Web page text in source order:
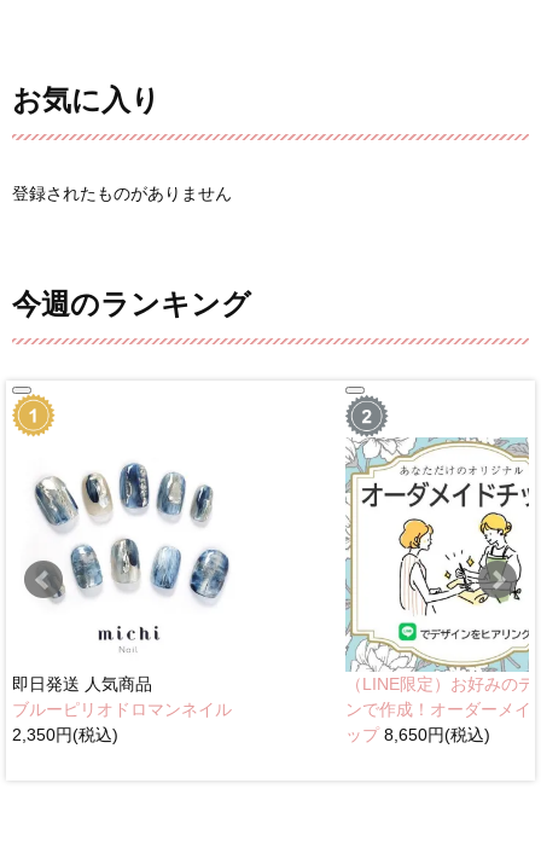
お気に入り
登録されたものがありません
今週のランキング
即日発送 人気商品
ブルーピリオドロマンネイル
2,350円(税込)
（LINE限定）お好みのデ
ンで作成！オーダーメイ
ップ8,650円(税込)